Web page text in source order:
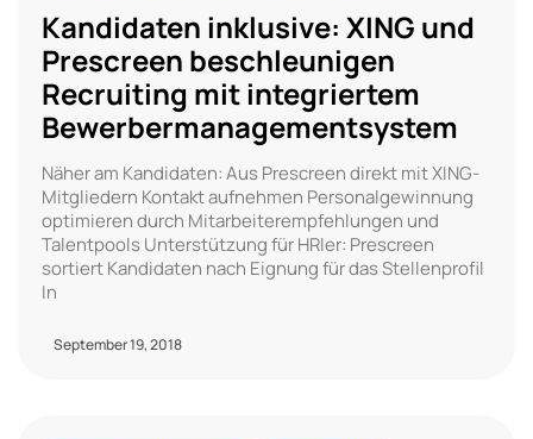
Kandidaten inklusive: XING und
Prescreen beschleunigen
Recruiting mit integriertem
Bewerbermanagementsystem
Näher am Kandidaten: Aus Prescreen direkt mit XING-
Mitgliedern Kontakt aufnehmen Personalgewinnung
optimieren durch Mitarbeiterempfehlungen und
Talentpools Unterstützung für HRler: Prescreen
sortiert Kandidaten nach Eignung für das Stellenprofil
In
September 19, 2018